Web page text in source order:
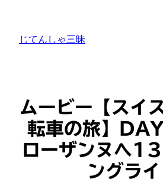
じてんしゃ三昧
ムービー【スイ
転車の旅】
ローザンヌへ
ングラ